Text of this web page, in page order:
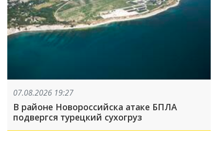
07.08.2026 19:27
В районе Новороссийска атаке БПЛА
подвергся турецкий сухогруз